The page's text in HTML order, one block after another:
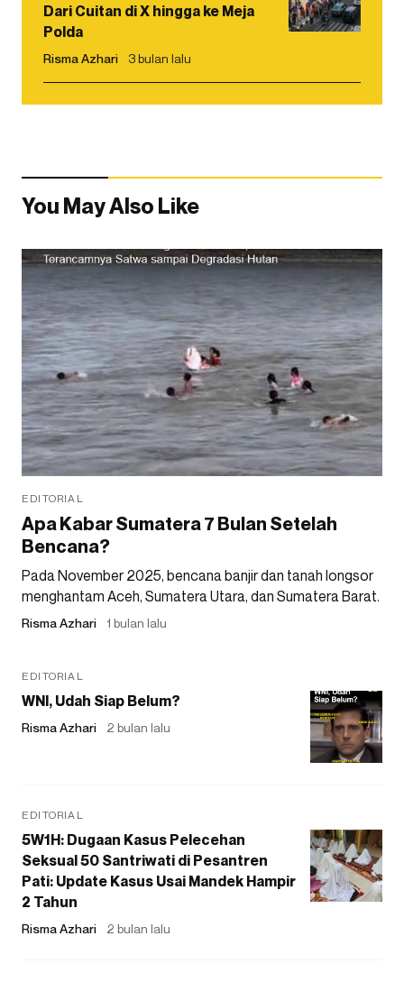
Dari Cuitan di X hingga ke Meja
Polda
Risma Azhari 3 bulan lalu
You May Also Like
EDITORIAL
Apa Kabar Sumatera 7 Bulan Setelah
Bencana?
Pada November 2025, bencana banjir dan tanah longsor
menghantam Aceh, Sumatera Utara, dan Sumatera Barat.
Risma Azhari 1 bulan lalu
EDITORIAL
WNI, Udah Siap Belum?
Risma Azhari 2 bulan lalu
EDITORIAL
5W1H: Dugaan Kasus Pelecehan
Seksual 50 Santriwati di Pesantren
Pati: Update Kasus Usai Mandek Hampir
2 Tahun
Risma Azhari 2 bulan lalu